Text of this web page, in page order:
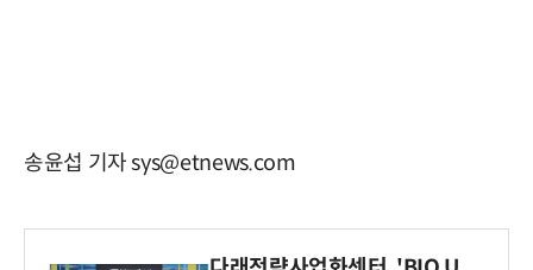
송윤섭 기자 sys@etnews.com